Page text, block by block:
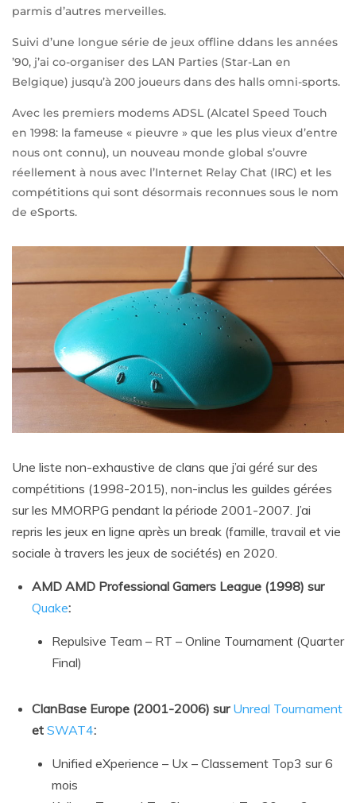
parmis d’autres merveilles.
Suivi d’une longue série de jeux offline ddans les années
’90, j’ai co-organiser des LAN Parties (Star-Lan en
Belgique) jusqu’à 200 joueurs dans des halls omni-sports.
Avec les premiers modems ADSL (Alcatel Speed Touch
en 1998: la fameuse « pieuvre » que les plus vieux d’entre
nous ont connu), un nouveau monde global s’ouvre
réellement à nous avec l’Internet Relay Chat (IRC) et les
compétitions qui sont désormais reconnues sous le nom
de eSports.
Une liste non-exhaustive de clans que j’ai géré sur des
compétitions (1998-2015), non-inclus les guildes gérées
sur les MMORPG pendant la période 2001-2007. J’ai
repris les jeux en ligne après un break (famille, travail et vie
sociale à travers les jeux de sociétés) en 2020.
AMD AMD Professional Gamers League (1998) sur
Quake:
Repulsive Team – RT – Online Tournament (Quarter
Final)
ClanBase Europe (2001-2006) sur Unreal Tournament
et SWAT4:
Unified eXperience – Ux – Classement Top3 sur 6
mois